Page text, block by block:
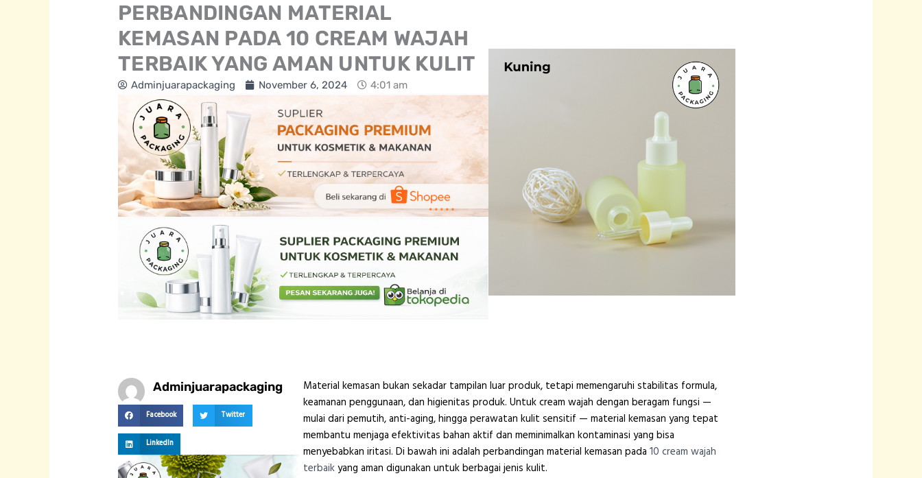
PERBANDINGAN MATERIAL
KEMASAN PADA 10 CREAM WAJAH
TERBAIK YANG AMAN UNTUK KULIT
Adminjuarapackaging November 6, 2024 4:01 am
Adminjuarapackaging
Facebook Twitter
LinkedIn
Material kemasan bukan sekadar tampilan luar produk, tetapi memengaruhi stabilitas formula,
keamanan penggunaan, dan higienitas produk. Untuk cream wajah dengan beragam fungsi —
mulai dari pemutih, anti-aging, hingga perawatan kulit sensitif — material kemasan yang tepat
membantu menjaga efektivitas bahan aktif dan meminimalkan kontaminasi yang bisa
menyebabkan iritasi. Di bawah ini adalah perbandingan material kemasan pada10 cream wajah
terbaikyang aman digunakan untuk berbagai jenis kulit.